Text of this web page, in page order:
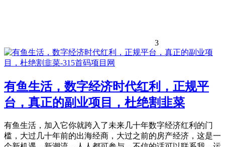
3
有鱼生活，数字经济时代红利，正规平
台，真正的副业项目，杜绝割韭菜
有鱼生活，加入它你就跨入了未来几十年数字经济红利的门
槛，大过几十年前的出海经商，大过之前的房产经济，这是一